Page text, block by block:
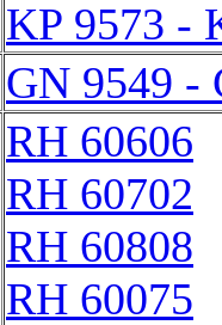
KP 9573 -
GN 9549 -
RH 60606
RH 60702
RH 60808
RH 60075